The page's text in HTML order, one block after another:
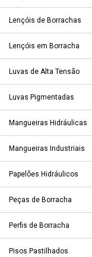
Lençóis de Borrachas
Lençóis em Borracha
Luvas de Alta Tensão
Luvas Pigmentadas
Mangueiras Hidráulicas
Mangueiras Industriais
Papelões Hidráulicos
Peças de Borracha
Perfis de Borracha
Pisos Pastilhados